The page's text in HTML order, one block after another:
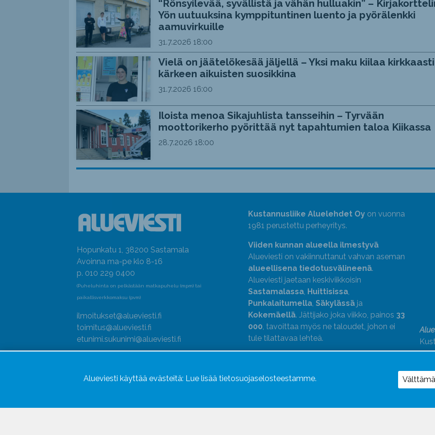
“Rönsyilevää, syvällistä ja vähän hulluakin” –
Yön uutuuksina kymppituntinen luento ja pyörälenkki
aamuvirkuille
31.7.2026 18:00
Vielä on jäätelökesää jäljellä – Yksi maku kiilaa kirkkaasti
kärkeen aikuisten suosikkina
31.7.2026 16:00
Iloista menoa Sikajuhlista tansseihin – Tyrvään
moottorikerho pyörittää nyt tapahtumien taloa Kiikassa
28.7.2026 18:00
Hopunkatu 1, 38200 Sastamala
Avoinna ma-pe klo 8-16
p. 010 229 0400
(Puheluhinta on pelkästään matkapuhelu (mpm) tai
paikallisverkkomaksu (pvm)
ilmoitukset@alueviesti.fi
toimitus@alueviesti.fi
etunimi.sukunimi@alueviesti.fi
Kustannusliike Aluelehdet Oyon vuonna
1981 perustettu perheyritys.
Viiden kunnan alueella ilmestyvä
Alueviesti on vakiinnuttanut vahvan aseman
alueellisena tiedotusvälineenä.
Alueviesti jaetaan keskiviikkoisin
Sastamalassa, Huittisissa,
Punkalaitumella, Säkylässäja
Kokemäellä. Jättijako joka viikko, painos 33
000 , tavoittaa myös ne taloudet, johon ei
tule tilattavaa lehteä.
JSN:n ohjeita.
Alueviesti käyttää evästeitä: Lue lisää tietosuojaselosteestamme.